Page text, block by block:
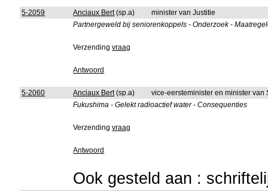
5-2059 Anciaux Bert(sp.a)
minister van Justitie
Partnergeweld bij seniorenkoppels - Onderzoek -
Verzendingvraag
Antwoord
5-2060 Anciaux Bert(sp.a)
vice-eersteminister en minister
Fukushima - Gelekt radioactief water - Consequenties
Verzendingvraag
Antwoord
Ook gesteld aan :